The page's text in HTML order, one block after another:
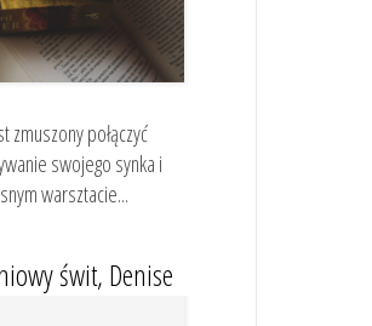
zmuszony połączyć
swojego synka i
warsztacie...
świt, Denise